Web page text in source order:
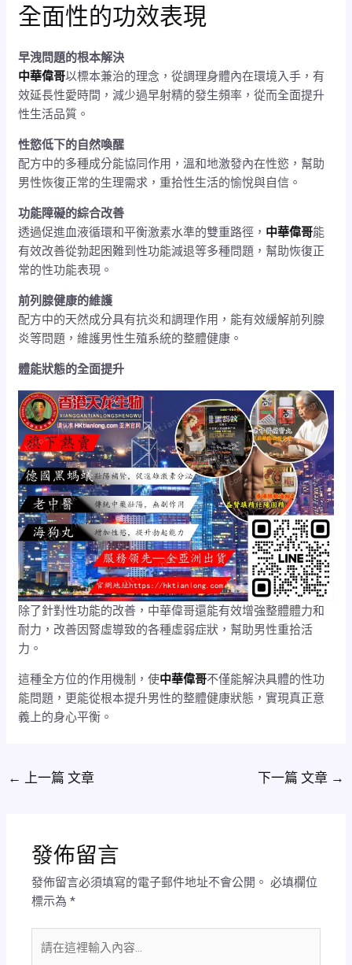
全面性的功效表現
早洩問題的根本解決
中華偉哥以標本兼治的理念，從調理身體內在環境入手，有
效延長性愛時間，減少過早射精的發生頻率，從而全面提升
性生活品質。
性慾低下的自然喚醒
配方中的多種成分能協同作用，溫和地激發內在性慾，幫助
男性恢復正常的生理需求，重拾性生活的愉悅與自信。
功能障礙的綜合改善
透過促進血液循環和平衡激素水準的雙重路徑， 中華偉哥能
有效改善從勃起困難到性功能減退等多種問題，幫助恢復正
常的性功能表現。
前列腺健康的維護
配方中的天然成分具有抗炎和調理作用，能有效緩解前列腺
炎等問題，維護男性生殖系統的整體健康。
體能狀態的全面提升
除了針對性功能的改善，中華偉哥還能有效增強整體體力和
耐力，改善因腎虛導致的各種虛弱症狀，幫助男性重拾活
力。
這種全方位的作用機制，使中華偉哥不僅能解決具體的性功
能問題，更能從根本提升男性的整體健康狀態，實現真正意
義上的身心平衡。
← 上一篇 文章 下一篇 文章 →
發佈留言
發佈留言必須填寫的電子郵件地址不會公開。 必填欄位
標示為*
在